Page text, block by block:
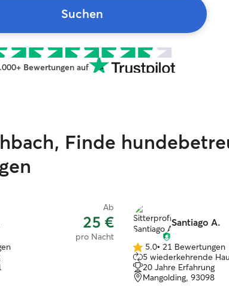
Suchen
Bewertungen auf
Finde
Ab
25 €
pro Nacht
Santiago A.
5.0
von
5
Sternen
5.0• 21 Bewertungen
5 wiederkehrende
20 Jahre Erfahrung
Mangolding, 93098